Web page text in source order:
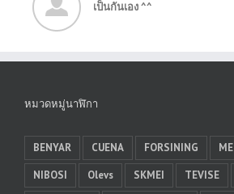
เป็นกันเอง ^^
หมวดหมู่นาฬิกา
BENYAR CUENA FORSINING
NIBOSI
Olevs SKMEI TEVISE